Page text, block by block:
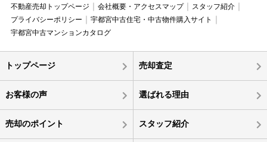
不動産売却トップページ 会社概要・アクセスマップ
スタッフ紹介
プライバシーポリシー
宇都宮中古住宅・中古物件購入サイト
宇都宮中古マンションカタログ
トップページ 売却査定
お客様の声 選ばれる理由
売却のポイント スタッフ紹介